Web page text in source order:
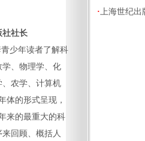
社长
少年读者了解科
、物理学、化
农学、计算机
体的形式呈现，
来的最重大的科
回顾、概括人
·上海世纪出